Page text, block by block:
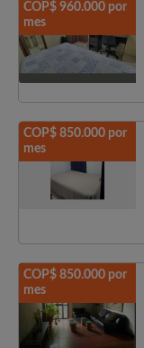
COP$ 960.000 por
mes
COP$ 850.000 por
mes
COP$ 850.000 por
mes